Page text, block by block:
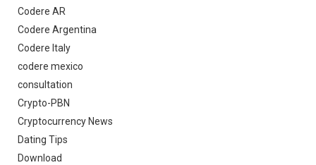
Codere AR
Codere Argentina
Codere Italy
codere mexico
consultation
Crypto-PBN
Cryptocurrency News
Dating Tips
Download